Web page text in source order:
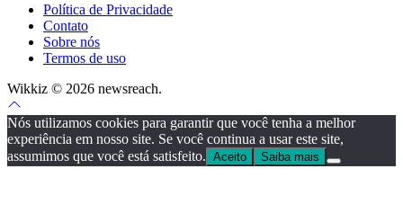
Política de Privacidade
Contato
Sobre nós
Termos de uso
Wikkiz © 2026 newsreach.
Scroll
to
top
Nós utilizamos cookies para garantir que você tenha a melhor
experiência em nosso site. Se você continua a usar este site,
assumimos que você está satisfeito. Aceito Saiba mais